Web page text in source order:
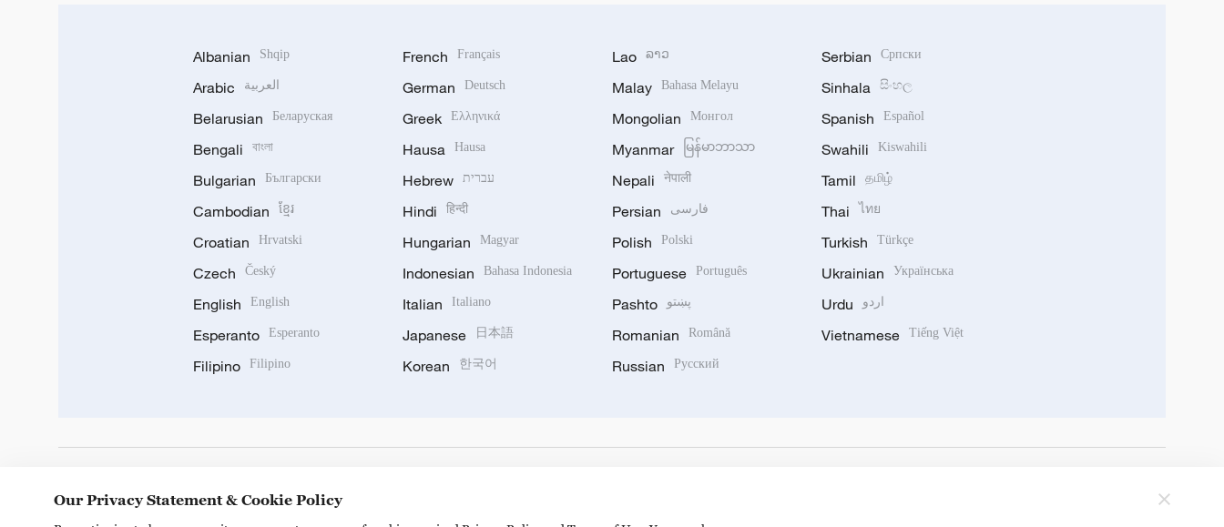
Albanian Shqip
Arabic العربية
Belarusian Беларуская
Bengali বাংলা
Bulgarian Български
Cambodian ខ្មែរ
Croatian Hrvatski
Czech Český
English English
Esperanto Esperanto
Filipino Filipino
French Français
German Deutsch
Greek Ελληνικά
Hausa Hausa
Hebrew עברית
Hindi हिन्दी
Hungarian Magyar
Indonesian Bahasa Indonesia
Italian Italiano
Japanese 日本語
Korean 한국어
Lao ລາວ
Malay Bahasa Melayu
Mongolian Монгол
Myanmar မြန်မာဘာသာ
Nepali नेपाली
Persian فارسی
Polish Polski
Portuguese Português
Pashto پښتو
Romanian Română
Russian Русский
Serbian Српски
Sinhala සිංහල
Spanish Español
Swahili Kiswahili
Tamil தமிழ்
Thai ไทย
Turkish Türkçe
Ukrainian Українська
Urdu اردو
Vietnamese Tiếng Việt
Our Privacy Statement & Cookie Policy